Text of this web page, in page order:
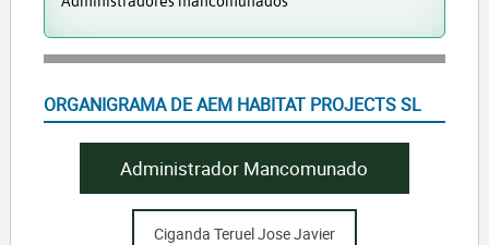
ORGANIGRAMA DE AEM HABITAT PROJECTS SL
Administrador Mancomunado
Ciganda Teruel Jose Javier